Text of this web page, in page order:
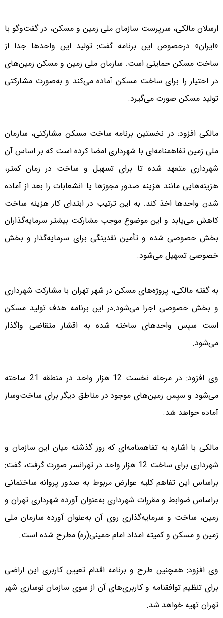
ارسلان مالکی، سرپرست سازمان ملی زمین و مسکن، در گفت‌و‌گو با
«ایران» درخصوص این برنامه گفت: تولید این واحدها جدا از
ساخت مسکن حمایتی است. سازمان ملی زمین و مسکن زمین‌های
در اختیار را برای ساخت مسکن آماده می‌کند و به‌صورت مشارکتی
تولید مسکن صورت می‌گیرد.
مالکی افزود: در نخستین برنامه ساخت مسکن مشارکتی، سازمان
ملی زمین تفاهمنامه‌ای با شهرداری امضا کرده است که بر اساس آن
شهرداری متعهد شده تا برای تسهیل و ساخت در زمان کمتر،
هزینه‌هایی مانند هزینه صدور مجوزها یا انشعابات را بعد از آماده
شدن واحدها اخذ کند. به این ترتیب در ابتدای کار هزینه ساخت
کاهش می‌یابد و این موضوع موجب مشارکت بیشتر سرمایه‌گذاران
بخش خصوصی شده و تأمین نقدینگی برای سرمایه‌گذار و بخش
خصوصی تسهیل می‌شود.
به گفته مالکی، پروژه‌های مسکن در شهر تهران با مشارکت شهرداری
و بخش خصوصی اجرا می‌شود.در این برنامه هدف تولید مسکن
است سپس واحدهای ساخته شده به اقشار متقاضی واگذار
می‌شود.
وی افزود: در مرحله نخست 12 هزار واحد در منطقه 21 ساخته
می‌شود و سپس زمین‌های موجود در مناطق دیگر برای ساخت‌وساز
آماده خواهد شد.
مالکی با اشاره به تفاهمنامه‌ای که روز گذشته میان این سازمان و
شهرداری برای ساخت 12 هزار واحد در تهرانسر صورت گرفت، گفت:
براساس این تفاهم کلیه عوارض مربوط به صدور پروانه ساختمانی
براساس ضوابط و مقررات شهرداری به‌عنوان آورده شهرداری تهران و
زمین، ساخت و سرمایه‌گذاری روی آن به‌عنوان آورده سازمان ملی
زمین و مسکن و کمیته امداد امام خمینی(ره) مطرح شده است.
وی افزود: همچنین طرح و برنامه اقدام تعیین کاربری این اراضی
برای تنظیم توافقنامه و کاربری‌های آن از سوی سازمان نوسازی شهر
تهران تهیه خواهد شد.